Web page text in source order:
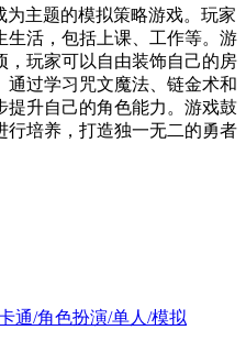
为主题的模拟策略游戏。玩家
生活，包括上课、工作等。游
，玩家可以自由装饰自己的房
通过学习咒文魔法、链金术和
提升自己的角色能力。游戏鼓
行培养，打造独一无二的勇者
通/角色扮演/单人/模拟